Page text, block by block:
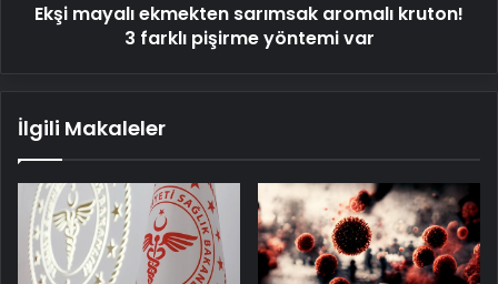
yöntemi
Ekşi mayalı ekmekten sarımsak aromalı kruton!
3 farklı pişirme yöntemi var
İlgili Makaleler